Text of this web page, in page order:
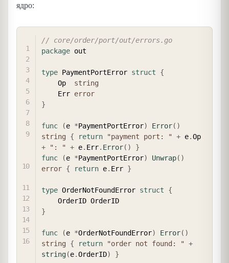
ядро:
// core/order/port/out/errors.go
package out
type PaymentPortError struct
{
    Op
string
    Err
error
}
func (e *PaymentPortError) Error( )
string
{ return "payment port: " + e.
+
": " + e. Err. Error( )
}
func
(e *PaymentPortError) Unwrap( )
error { return e. Err }
type OrderNotFoundError struct
{
}
func (e *OrderNotFoundError) Error( )
string
{ return "order not found: " +
string(e.OrderID) }